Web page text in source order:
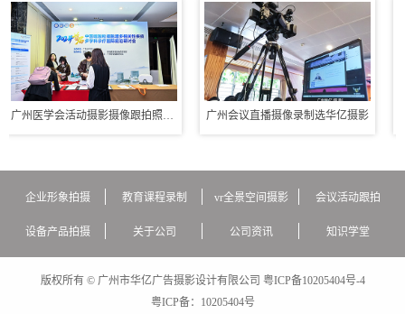
广州医学会活动摄影摄像跟拍照片直播 广州会议直播摄像录制选华亿摄影
企业形象拍摄 教育课程录制 vr全景空间摄影 会议活动跟拍
设备产品拍摄 关于公司 公司资讯 知识学堂
版权所有 © 广州市华亿广告摄影设计有限公司 粤ICP备10205404号-4
粤ICP备：
10205404号